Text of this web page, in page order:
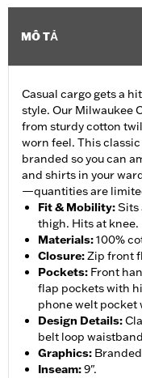
MÔ TẢ
Casual cargo gets a
style. Our Milwaukee
from sturdy cotton
worn feel. This
branded so you can
and shirts in your
—quantities are
Fit & Mobility:Sits
thigh. Hits at knee.
Materials:100%
Closure:Zip front
Pockets: Front
flap pockets with
phone welt pocket
Design Details:
belt loop
Graphics:
Inseam:9".